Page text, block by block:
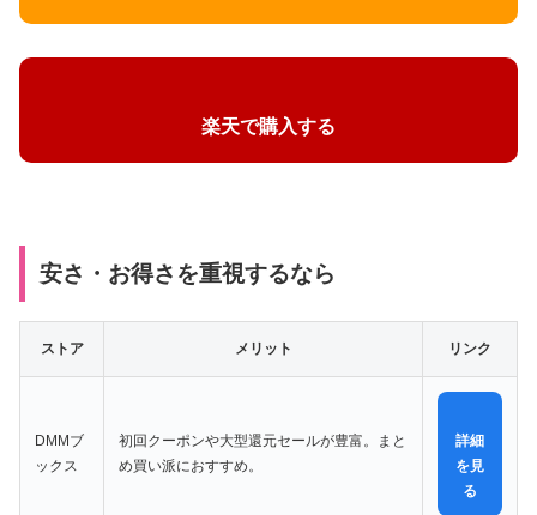
楽天で購入する
安さ・お得さを重視するなら
ストア メリット リンク
DMMブ
ックス
初回クーポンや大型還元セールが豊富。まと
め買い派におすすめ。
詳細
を見
る